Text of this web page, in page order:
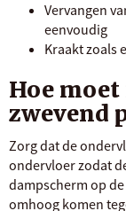
Vervangen
eenvoudig
Kraakt zoals
Hoe
zwevend
Zorg dat de
ondervloer zodat
dampscherm op
omhoog komen